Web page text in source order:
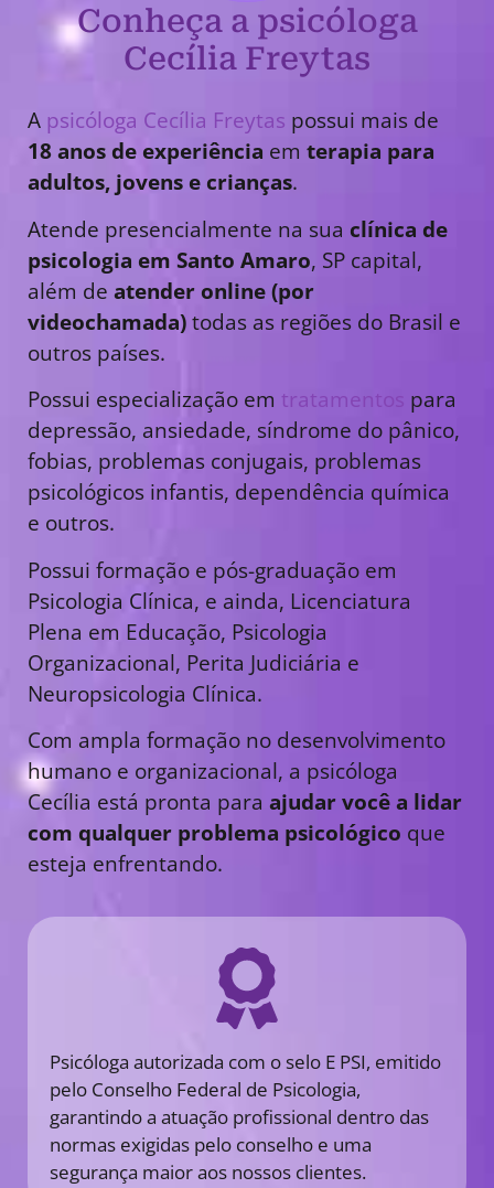
Conheça a psicóloga
Cecília Freytas
A psicóloga Cecília Freytas possui mais de
18 anos de experiência em terapia para
adultos, jovens e crianças.
Atende presencialmente na sua clínica de
psicologia em Santo Amaro, SP capital,
além de atender online (por
videochamada)todas as regiões do Brasil e
outros países.
Possui especialização em tratamentos para
depressão, ansiedade, síndrome do pânico,
fobias, problemas conjugais, problemas
psicológicos infantis, dependência química
e outros.
Possui formação e pós-graduação em
Psicologia Clínica, e ainda, Licenciatura
Plena em Educação, Psicologia
Organizacional, Perita Judiciária e
Neuropsicologia Clínica.
Com ampla formação no desenvolvimento
humano e organizacional, a psicóloga
Cecília está pronta para ajudar você a lidar
com qualquer problema psicológico que
esteja enfrentando.
Psicóloga autorizada com o selo E PSI, emitido
pelo Conselho Federal de Psicologia,
garantindo a atuação profissional dentro das
normas exigidas pelo conselho e uma
segurança maior aos nossos clientes.